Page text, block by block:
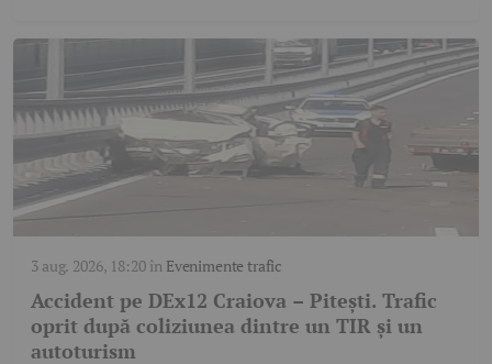
3 aug. 2026, 18:20în Evenimente trafic
Accident pe DEx12 Craiova – Pitești. Trafic
oprit după coliziunea dintre un TIR și un
autoturism